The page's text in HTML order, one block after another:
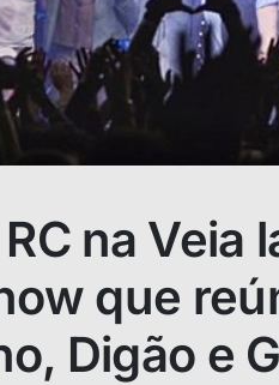
na Veia
que
Digão e